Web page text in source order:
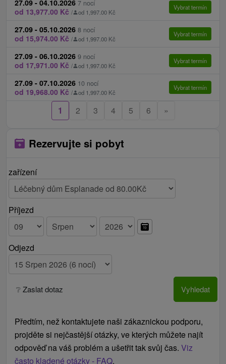
recepcích lázeňských hotelů.
Internet:WiFi připojení na internet v KH Pax,
Krym a Slovakia zdarma. V ostatních léčebných
domech není připojení na internet k dispozici.
Zvířata: Ubytování se zvířetem v lázních nelze až
na KH Pax a to za poplatek.
Check in / Check out:Nástup na pobyt od: 15.00
hod. (v pátek se na pobyty, kde je nutná lékařská
konzultace nastupuje po 11:00 hod.). Odhlášení
pobyt v pátek po 11.00 hod., check out je do 9:00.).
27.09 - 04.10.2026 7 nocí
od 13,977.00 Kč / od 1,997.00 Kč
Vybrat termín
27.09 - 05.10.2026 8 nocí
od 15,974.00 Kč / od 1,997.00 Kč
Vybrat termín
27.09 - 06.10.2026 9 nocí
od 17,971.00 Kč / od 1,997.00 Kč
Vybrat termín
27.09 - 07.10.2026 10 nocí
od 19,968.00 Kč / od 1,997.00 Kč
Vybrat termín
1 2 3 4 5 6 »
Rezervujte si pobyt
zařízení
Příjezd
Odjezd
❔ Zaslat dotaz Vyhledat
Předtím, než kontaktujete naši zákaznickou podporu,
projděte si nejčastější otázky, ve kterých můžete najít
odpověď na váš problém a ušetřit tak svůj čas. Viz
často kladené otázky - FAQ.